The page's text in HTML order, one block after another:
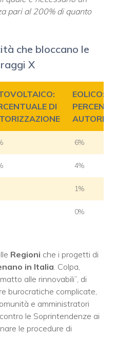
pari al 200% di quanto
che bloccano le
X
DI
EOLICO:
6%
4%
1%
0%
Regioni che i progetti di
in Italia . Colpa,
alle rinnovabili”, di
burocratiche complicate,
e amministratori
le Soprintendenze ai
le procedure di